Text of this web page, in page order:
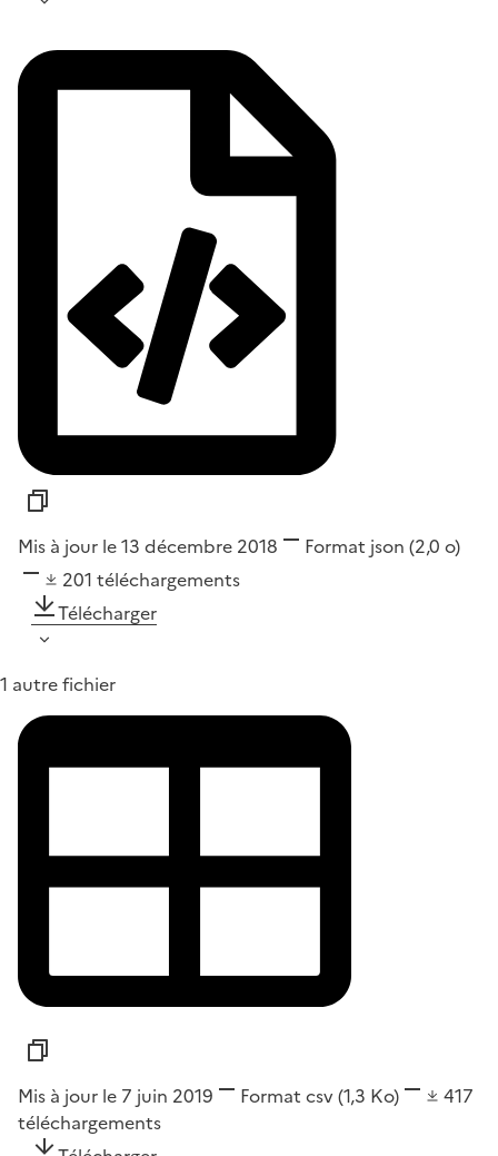
Mis à jour le 13 décembre 2018 Format json (2,0 o)
201 téléchargements
Télécharger
1 autre fichier
Mis à jour le 7 juin 2019 Format csv(1,3 Ko)
417
téléchargements